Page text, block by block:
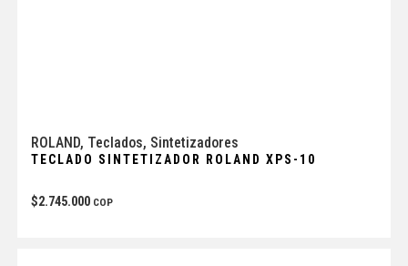
ROLAND, Teclados, Sintetizadores
TECLADO SINTETIZADOR ROLAND XPS-10
$2.745.000 COP